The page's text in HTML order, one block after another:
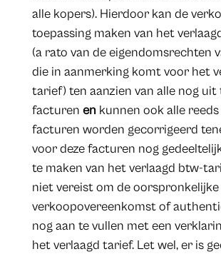
alle kopers). Hierdoor kan de
toepassing maken van het
(a rato van de eigendomsrechten
die in aanmerking komt voor het
tarief) ten aanzien van alle nog uit
facturen en kunnen ook alle
facturen worden gecorrigeerd
voor deze facturen nog
te maken van het verlaagd btw-
niet vereist om de oorspronkelijke
verkoopovereenkomst of
nog aan te vullen met een
het verlaagd tarief. Let wel, er is